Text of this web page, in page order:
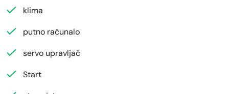
klima
putno računalo
servo upravljač
Start